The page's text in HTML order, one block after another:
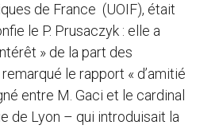
de France (UOIF), était
le P. Prusaczyk : elle a
» de la part des
le rapport « d’amitié
entre M. Gaci et le cardinal
de Lyon – qui introduisait la